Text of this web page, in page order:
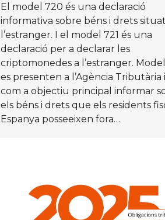
El model 720 és una declaració
informativa sobre béns i drets
l’estranger. I el model 721 és una
declaració per a declarar les
criptomonedes a l’estranger.
es presenten a l’Agència Tributària
com a objectiu principal informar
els béns i drets que els residents
Espanya posseeixen fora…